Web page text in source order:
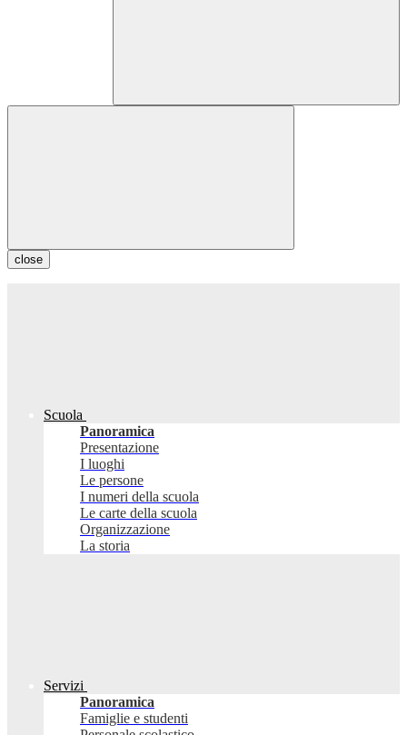
close
Scuola
Panoramica
Presentazione
I luoghi
Le persone
I numeri della scuola
Le carte della scuola
Organizzazione
La storia
Servizi
Panoramica
Famiglie e studenti